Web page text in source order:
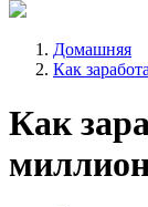
Домашняя
Как
Как